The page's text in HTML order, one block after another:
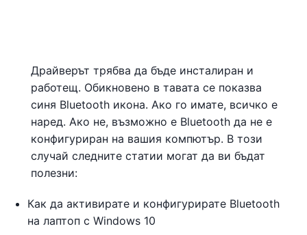
Драйверът трябва да бъде инсталиран и
работещ. Обикновено в тавата се показва
синя Bluetooth икона. Ако го имате, всичко е
наред. Ако не, възможно е Bluetooth да не е
конфигуриран на вашия компютър. В този
случай следните статии могат да ви бъдат
полезни:
Как да активирате и конфигурирате Bluetooth
на лаптоп с Windows 10